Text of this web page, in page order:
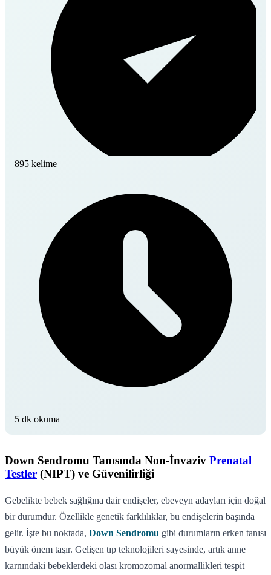
895 kelime
5 dk okuma
Down Sendromu Tanısında Non-İnvaziv Prenatal
Testler (NIPT) ve Güvenilirliği
Gebelikte bebek sağlığına dair endişeler, ebeveyn adayları için doğal
bir durumdur. Özellikle genetik farklılıklar, bu endişelerin başında
gelir. İşte bu noktada, Down Sendromu gibi durumların erken tanısı
büyük önem taşır. Gelişen tıp teknolojileri sayesinde, artık anne
karnındaki bebeklerdeki olası kromozomal anormallikleri tespit